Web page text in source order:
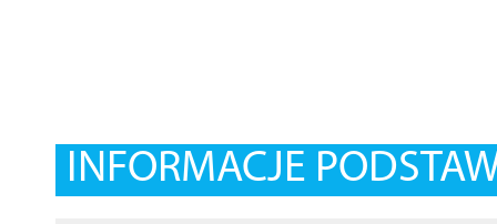
INFORMACJE